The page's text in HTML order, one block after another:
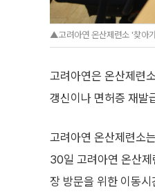
▲고려아연 온산제련소 '찾아
고려아연은 온산제련
갱신이나 면허증 재발
고려아연 온산제련소
30일 고려아연 온산
장 방문을 위한 이동시